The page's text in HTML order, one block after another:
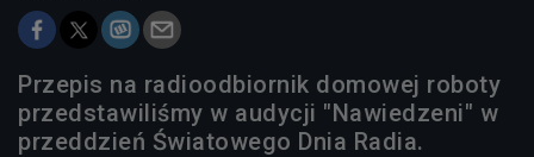
Przepis na radioodbiornik domowej roboty
przedstawiliśmy w audycji "Nawiedzeni" w
przeddzień Światowego Dnia Radia.